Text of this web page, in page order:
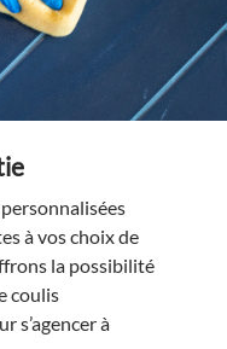
à vos choix de
la possibilité
coulis
s’agencer à